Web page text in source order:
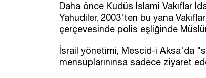
Daha önce Kudüs İslami Vakıflar
Yahudiler, 2003'ten bu yana
çerçevesinde polis eşliğinde
İsrail yönetimi, Mescid-i Aksa'da
mensuplarınınsa sadece ziyaret